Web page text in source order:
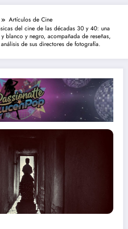
Artículos de Cine
del cine de las décadas 30 y 40: una
blanco y negro, acompañada de reseñas,
de sus directores de fotografía.